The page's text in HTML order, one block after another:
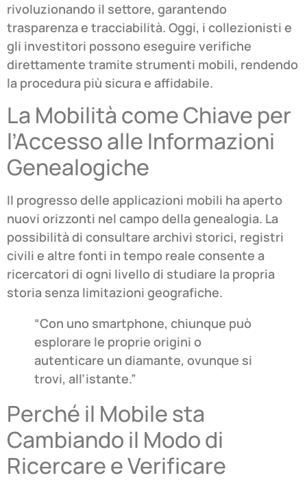
rivoluzionando il settore, garantendo
trasparenza e tracciabilità. Oggi, i collezionisti e
gli investitori possono eseguire verifiche
direttamente tramite strumenti mobili, rendendo
la procedura più sicura e affidabile.
La Mobilità come Chiave per
l’Accesso alle Informazioni
Genealogiche
Il progresso delle applicazioni mobili ha aperto
nuovi orizzonti nel campo della genealogia. La
possibilità di consultare archivi storici, registri
civili e altre fonti in tempo reale consente a
ricercatori di ogni livello di studiare la propria
storia senza limitazioni geografiche.
“Con uno smartphone, chiunque può
esplorare le proprie origini o
autenticare un diamante, ovunque si
trovi, all’istante.”
Perché il Mobile sta
Cambiando il Modo di
Ricercare e Verificare